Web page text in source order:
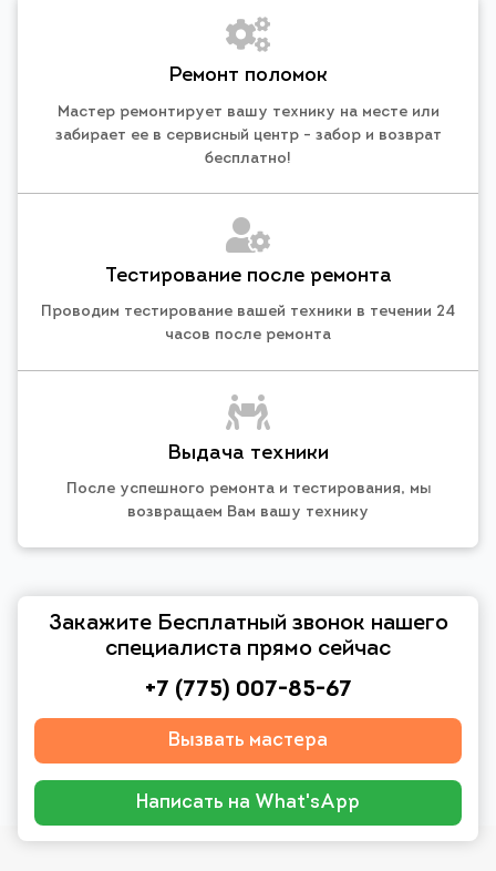
Ремонт поломок
Мастер ремонтирует вашу технику на месте или
забирает ее в сервисный центр - забор и возврат
бесплатно!
Тестирование после ремонта
Проводим тестирование вашей техники в течении 24
часов после ремонта
Выдача техники
После успешного ремонта и тестирования, мы
возвращаем Вам вашу технику
Закажите Бесплатный звонок нашего
специалиста прямо сейчас
+7 (775) 007-85-67
Вызвать мастера
Написать на What'sApp